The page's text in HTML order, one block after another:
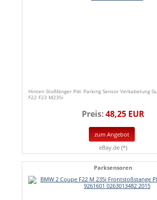
Hinten Stoßfänger Pdc Parking Sensor Verkabelung
F22 F23 M235i
Preis:48,25 EUR
zum Angebot
eBay.de (*)
Parksensoren